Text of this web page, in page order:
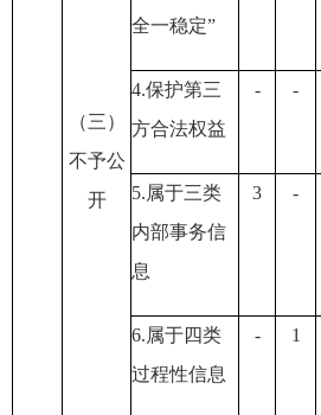
（三）
不予公
开
全一稳定”
4.保护第三
方合法权益
- -
5.属于三类
内部事务信
息
3 -
6.属于四类
过程性信息
- 1